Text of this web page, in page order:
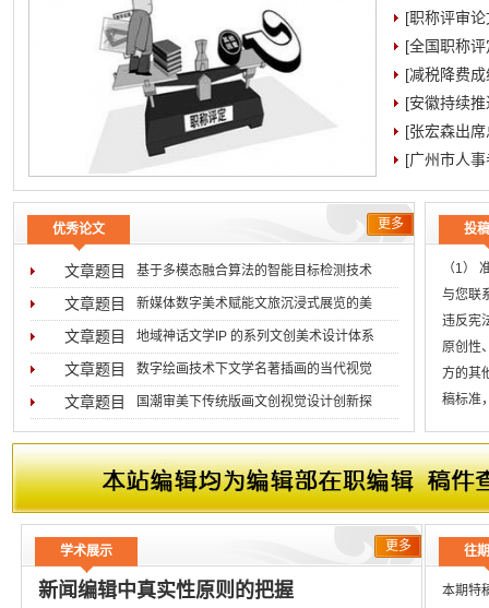
[职称评审
[全国职称
[减税降费
[安徽持续
[张宏森出
[广州市人
优秀论文 更多
基于多模态融合算法的智能目标检测技术
文章题目
2026-08-05
新媒体数字美术赋能文旅沉浸式展览的美
文章题目
2026-07-31
地域神话文学IP 的系列文创美术设计体系
文章题目
2026-07-29
数字绘画技术下文学名著插画的当代视觉
文章题目
2026-07-16
国潮审美下传统版画文创视觉设计创新探
文章题目
2026-07-02
投
（1）
与您联
违反宪
原创性
方的其
稿标准
往
本期特
学术展示 更多
新闻编辑中真实性原则的把握